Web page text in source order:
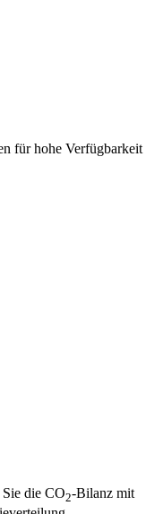
für hohe Verfügbarkeit
die CO2-Bilanz mit